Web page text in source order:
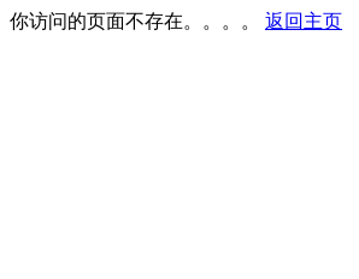
你访问的页面不存在。。。。 返回主页